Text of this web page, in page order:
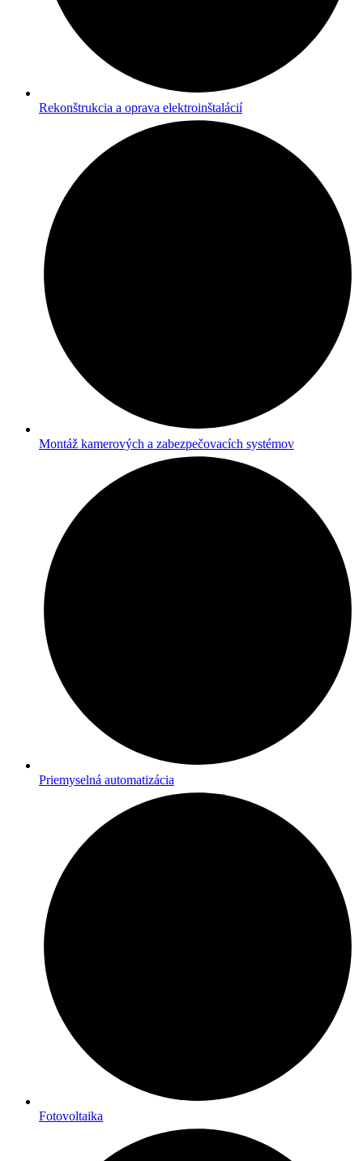
Rekonštrukcia a oprava elektroinštalácií
Montáž kamerových a zabezpečovacích systémov
Priemyselná automatizácia
Fotovoltaika